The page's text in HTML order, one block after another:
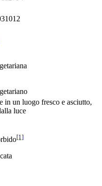
in un luogo fresco e asciutto,
luce
[1]